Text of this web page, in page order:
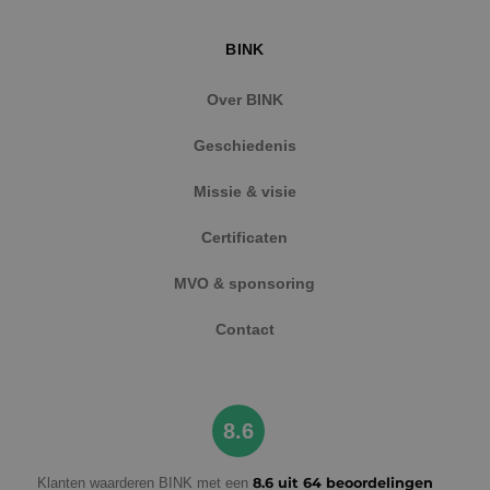
BINK
Over BINK
Geschiedenis
Missie & visie
Certificaten
MVO & sponsoring
Contact
8.6
Klanten waarderen BINK met een 8.6 uit 64 beoordelingen
Google Privacy Policy